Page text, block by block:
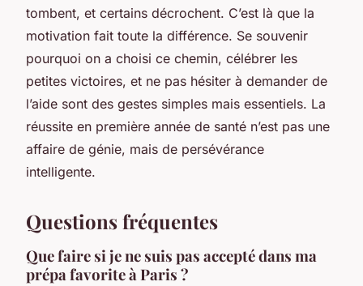
tombent, et certains décrochent. C’est là que la
motivation fait toute la différence. Se souvenir
pourquoi on a choisi ce chemin, célébrer les
petites victoires, et ne pas hésiter à demander de
l’aide sont des gestes simples mais essentiels. La
réussite en première année de santé n’est pas une
affaire de génie, mais de persévérance
intelligente.
Questions fréquentes
Que faire si je ne suis pas accepté dans ma
prépa favorite à Paris ?